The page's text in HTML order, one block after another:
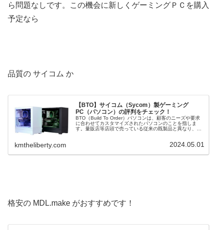
ら問題なしです。この機会に新しくゲーミングＰＣを購入
予定なら
品質の サイコム か
【BTO】サイコム（Sycom）製ゲーミング
PC（パソコン）の評判をチェック！
BTO（Build To Order）パソコンは、顧客のニーズや要求
に合わせてカスタマイズされたパソコンのことを指しま
す。量販店等店頭で売っている従来の既製品と異なり、
kmtheliberty.com 2024.05.01
格安の MDL.make がおすすめです！